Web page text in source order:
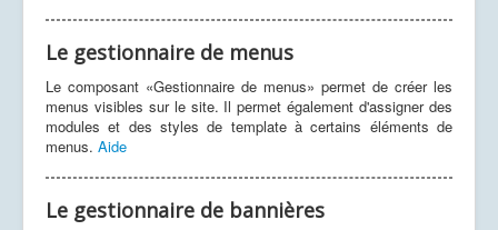
Le gestionnaire de menus
Le composant «Gestionnaire de menus» permet de créer les
menus visibles sur le site. Il permet également d'assigner des
modules et des styles de template à certains éléments de
menus. Aide
Le gestionnaire de bannières